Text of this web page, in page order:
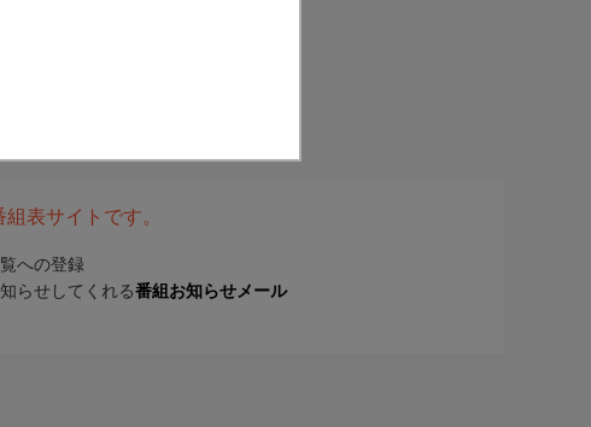
表サイトです。
への登録
らせしてくれる番組お知らせメール